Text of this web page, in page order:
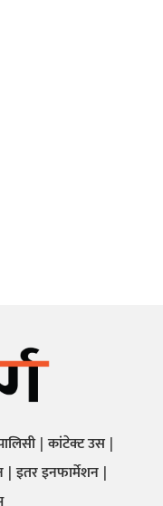
कांटेक्ट उस
इतर इनफार्मेशन